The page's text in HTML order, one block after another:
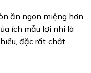
ăn ngon miệng hơn
ích mẫu lợi nhi là
đặc rất chất